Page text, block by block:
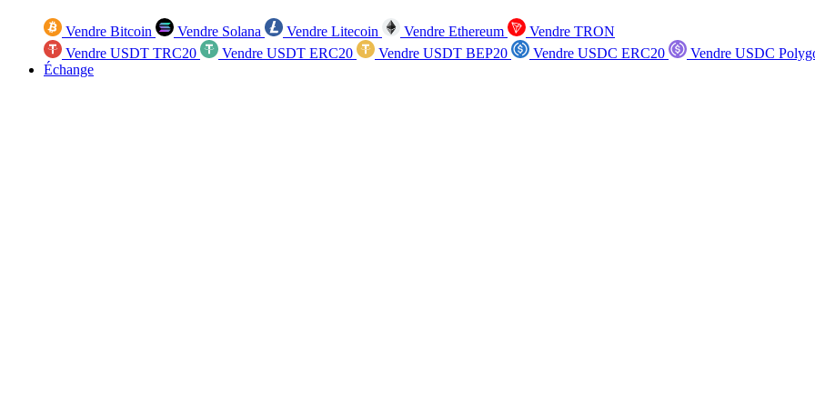
Vendre Bitcoin Vendre Solana Vendre Litecoin Vendre Ethereum
Vendre TRON
Vendre USDT TRC20
Vendre USDT ERC20 Vendre USDT BEP20 Vendre USDC ERC20
Vendre USDC
Échange